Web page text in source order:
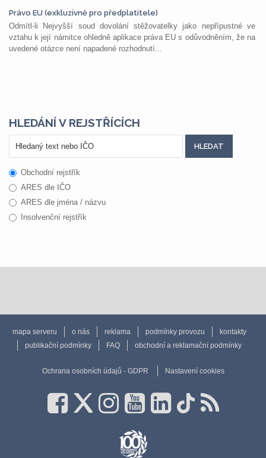
Právo EU (exkluzivně pro předplatitele)
Odmítl-li Nejvyšší soud dovolání stěžovatelky jako nepřípustné ve
vztahu k její námitce ohledně aplikace práva EU s odůvodněním, že na
uvedené otázce není napadené rozhodnutí...
HLEDÁNÍ V REJSTŘÍCÍCH
Obchodní rejstřík
ARES dle IČO
ARES dle jména / názvu
Insolvenční rejstřík
mapa serveru o nás reklama podmínky provozu
kontakty
publikační podmínky
FAQ obchodní a reklamační podmínky
Ochrana osobních údajů - GDPR Nastavení cookies